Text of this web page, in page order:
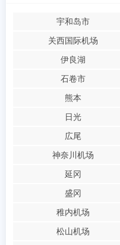
宇和岛市
关西国际机场
伊良湖
石卷市
熊本
日光
広尾
神奈川机场
延冈
盛冈
稚内机场
松山机场